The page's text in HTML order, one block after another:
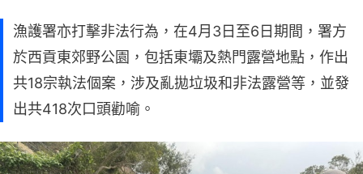
漁護署亦打擊非法行為，在4月3日至6日期間，署方
於西貢東郊野公園，包括東壩及熱門露營地點，作出
共18宗執法個案，涉及亂拋垃圾和非法露營等，並發
出共418次口頭勸喻。